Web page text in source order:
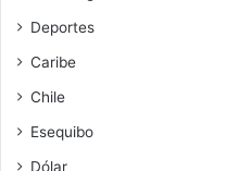
Deportes
Caribe
Chile
Esequibo
Dólar